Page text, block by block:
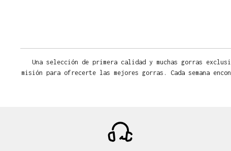
Una selección de primera calidad y muchas gorras
misión para ofrecerte las mejores gorras. Cada semana